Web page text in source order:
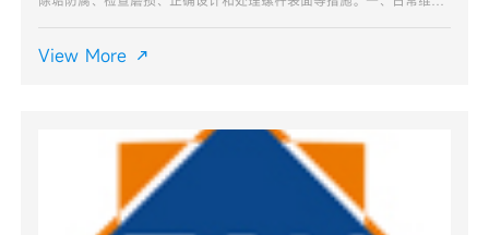
全面检查：定期检查所有螺钉的松紧情况，检查齿轮和轴承的磨损情
况，并做好记录。清洁润滑：日常维护的基本是清洁机器，润滑
View More 